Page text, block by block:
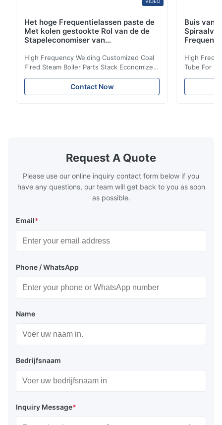
Het hoge Frequentielassen paste de
Met kolen gestookte Rol van de de
Stapeleconomiser van
High Frequency Welding Customized Coal
Fired Steam Boiler Parts Stack Economizer
Coil Boiler economizer Boiler Economizer is
the energy improving device that helps to
reduce the cost of operation by saving the
boilers is generally in the temperature
range of 200°C – 250°C, so there
Contact Now
Buis van
High
Tube For
reduce the
Request A Quote
Please use our online inquiry contact form below if you
have any questions, our team will get back to you as soon
as possible.
Email*
Phone / WhatsApp
Name
Bedrijfsnaam
Inquiry Message*